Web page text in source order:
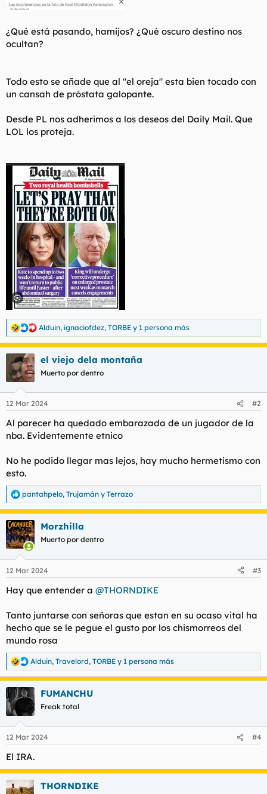
¿Qué está pasando, hamijos? ¿Qué oscuro destino nos
ocultan?
Todo esto se añade que al "el oreja" esta bien tocado con
un cansah de próstata galopante.
Desde PL nos adherimos a los deseos del Daily Mail. Que
LOL los proteja.
R
e
a
c
c
i
e
:
Alduin, ignaciofdez, TORBE y 1 persona más
el viejo dela montaña
Muerto por dentro
12 Mar 2024 #2
Al parecer ha quedado embarazada de un jugador de la
nba. Evidentemente etnico
No he podido llegar mas lejos, hay mucho hermetismo con
esto.
R
e
a
c
c
i
e
:
pantahpelo, Trujamán y Terrazo
Morzhilla
Muerto por dentro
12 Mar 2024 #3
Hay que entender a @THORNDIKE
Tanto juntarse con señoras que estan en su ocaso vital ha
hecho que se le pegue el gusto por los chismorreos del
mundo rosa
R
e
a
c
i
e
:
Alduin, Travelord, TORBE y 1 persona más
FUMANCHU
Freak total
12 Mar 2024 #4
El IRA.
THORNDIKE